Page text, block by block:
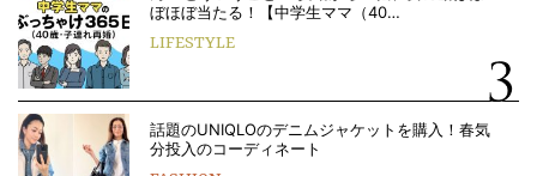
ぼほぼ当たる！【中学生ママ（40…
LIFESTYLE
話題のUNIQLOのデニムジャケットを購入！春気
分投入のコーディネート